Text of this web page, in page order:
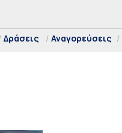
Δράσεις Αναγορεύσεις